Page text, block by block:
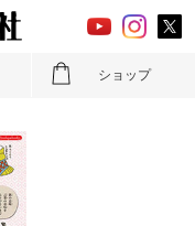
ショップ